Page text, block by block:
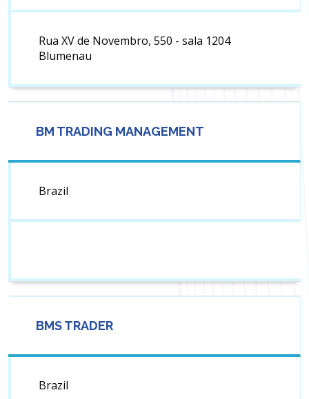
Rua XV de Novembro, 550 - sala 1204
Blumenau
BM TRADING MANAGEMENT
Brazil
BMS TRADER
Brazil